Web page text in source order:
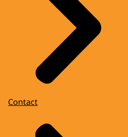
Contact